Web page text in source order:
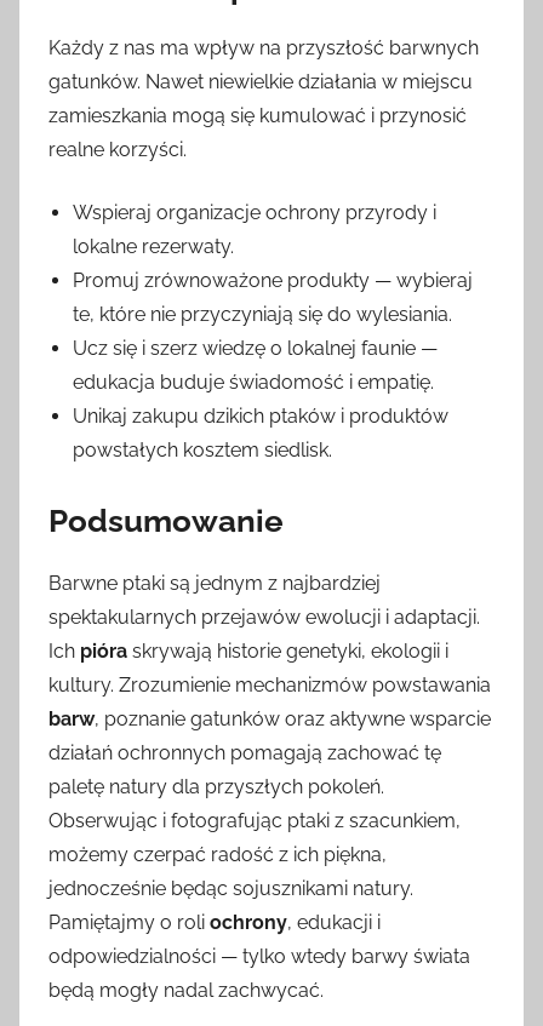
Każdy z nas ma wpływ na przyszłość barwnych
gatunków. Nawet niewielkie działania w miejscu
zamieszkania mogą się kumulować i przynosić
realne korzyści.
Wspieraj organizacje ochrony przyrody i
lokalne rezerwaty.
Promuj zrównoważone produkty — wybieraj
te, które nie przyczyniają się do wylesiania.
Ucz się i szerz wiedzę o lokalnej faunie —
edukacja buduje świadomość i empatię.
Unikaj zakupu dzikich ptaków i produktów
powstałych kosztem siedlisk.
Podsumowanie
Barwne ptaki są jednym z najbardziej
spektakularnych przejawów ewolucji i adaptacji.
Ich pióra skrywają historie genetyki, ekologii i
kultury. Zrozumienie mechanizmów powstawania
barw, poznanie gatunków oraz aktywne wsparcie
działań ochronnych pomagają zachować tę
paletę natury dla przyszłych pokoleń.
Obserwując i fotografując ptaki z szacunkiem,
możemy czerpać radość z ich piękna,
jednocześnie będąc sojusznikami natury.
Pamiętajmy o roli ochrony, edukacji i
odpowiedzialności — tylko wtedy barwy świata
będą mogły nadal zachwycać.